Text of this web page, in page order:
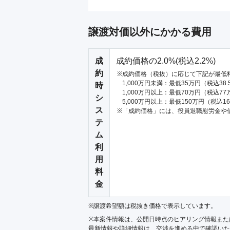
譲渡対価以外にかかる費用
成
約
時
シ
ス
テ
ム
利
用
料
金
成約価格の2.0%(税込2.2%)
成約価格（税抜）に応じて下記が最
1,000万円未満：最低35万円（税込
1,000万円以上：最低70万円（税込77
5,000万円以上：最低150万円（税込
「成約価格」には、役員退職慰労金
※譲渡希望額は税抜き価格で表示しています。
※本案件情報は、公開日時点のヒアリング情報ま
最新情報や詳細情報は、交渉を進める中で確認い